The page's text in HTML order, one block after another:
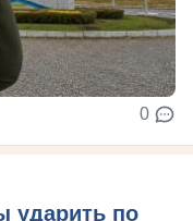
0
ударить по